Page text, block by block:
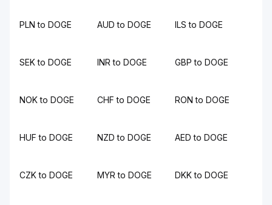
PLN to DOGE AUD to DOGE ILS to DOGE
SEK to DOGE INR to DOGE GBP to DOGE
NOK to DOGE CHF to DOGE RON to DOGE
HUF to DOGE NZD to DOGE AED to DOGE
CZK to DOGE MYR to DOGE DKK to DOGE